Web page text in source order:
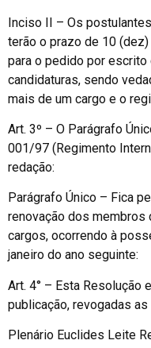
Inciso II – Os
terão o prazo de 10
para o pedido por
candidaturas, sendo
mais de um cargo e o
Art. 3º – O Parágrafo
001/97 (Regimento
redação:
Parágrafo Único – Fica
renovação dos membros
cargos, ocorrendo à
janeiro do ano seguinte:
Art. 4° – Esta Resolução
publicação, revogadas
Plenário Euclides Leite